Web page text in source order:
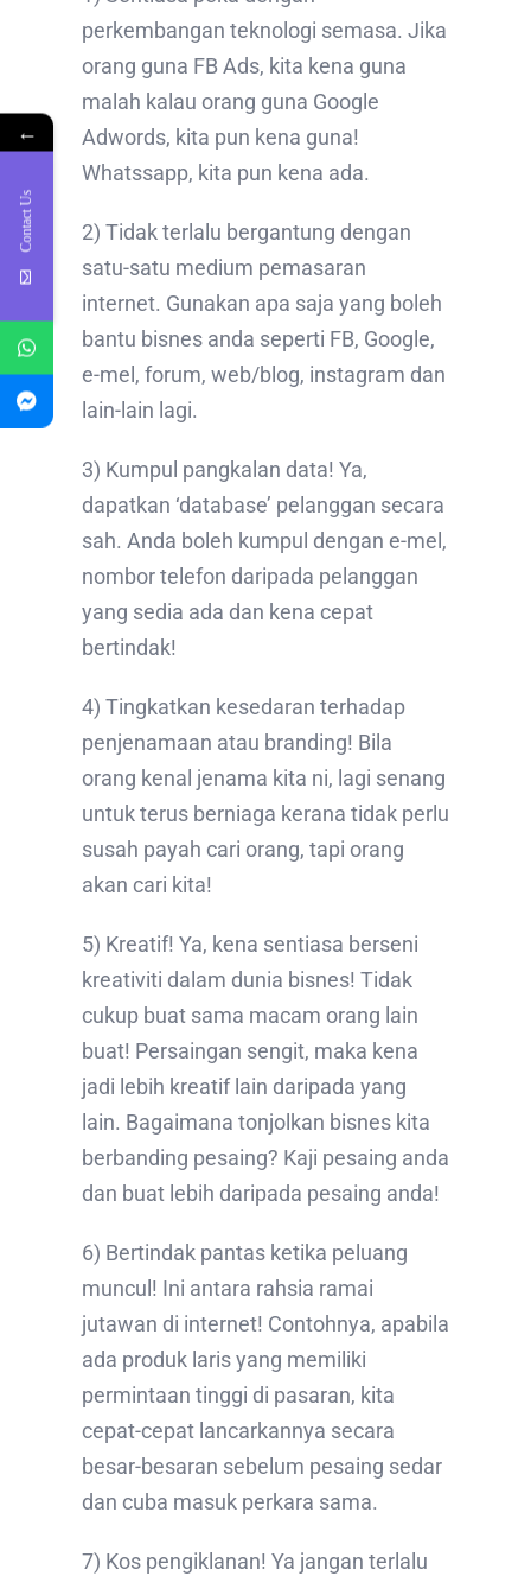
perkembangan teknologi semasa. Jika
orang guna FB Ads, kita kena guna
malah kalau orang guna Google
Adwords, kita pun kena guna!
Whatssapp, kita pun kena ada.
2) Tidak terlalu bergantung dengan
satu-satu medium pemasaran
internet. Gunakan apa saja yang boleh
bantu bisnes anda seperti FB, Google,
e-mel, forum, web/blog, instagram dan
lain-lain lagi.
3) Kumpul pangkalan data! Ya,
dapatkan ‘database’ pelanggan secara
sah. Anda boleh kumpul dengan e-mel,
nombor telefon daripada pelanggan
yang sedia ada dan kena cepat
bertindak!
4) Tingkatkan kesedaran terhadap
penjenamaan atau branding! Bila
orang kenal jenama kita ni, lagi senang
untuk terus berniaga kerana tidak perlu
susah payah cari orang, tapi orang
akan cari kita!
5) Kreatif! Ya, kena sentiasa berseni
kreativiti dalam dunia bisnes! Tidak
cukup buat sama macam orang lain
buat! Persaingan sengit, maka kena
jadi lebih kreatif lain daripada yang
lain. Bagaimana tonjolkan bisnes kita
berbanding pesaing? Kaji pesaing anda
dan buat lebih daripada pesaing anda!
6) Bertindak pantas ketika peluang
muncul! Ini antara rahsia ramai
jutawan di internet! Contohnya, apabila
ada produk laris yang memiliki
permintaan tinggi di pasaran, kita
cepat-cepat lancarkannya secara
besar-besaran sebelum pesaing sedar
dan cuba masuk perkara sama.
7) Kos pengiklanan! Ya jangan terlalu
←
Contact Us